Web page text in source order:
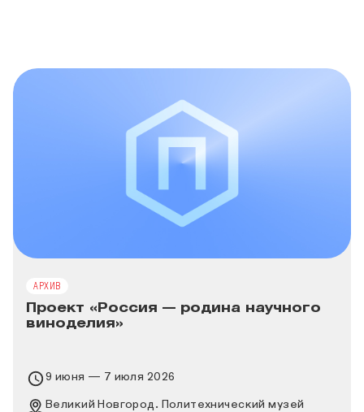
АРХИВ
Проект «Россия — родина научного
виноделия»
Время проведения выставки
9 июня — 7 июля 2026
Место проведения выставки
Великий Новгород. Политехнический музей